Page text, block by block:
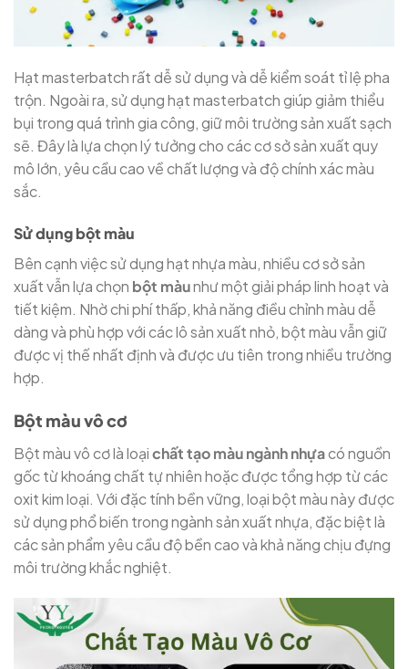
Hạt masterbatch rất dễ sử dụng và dễ kiểm soát tỉ lệ pha
trộn. Ngoài ra, sử dụng hạt masterbatch giúp giảm thiểu
bụi trong quá trình gia công, giữ môi trường sản xuất sạch
sẽ. Đây là lựa chọn lý tưởng cho các cơ sở sản xuất quy
mô lớn, yêu cầu cao về chất lượng và độ chính xác màu
sắc.
Sử dụng bột màu
Bên cạnh việc sử dụng hạt nhựa màu, nhiều cơ sở sản
xuất vẫn lựa chọn bột màunhư một giải pháp linh hoạt và
tiết kiệm. Nhờ chi phí thấp, khả năng điều chỉnh màu dễ
dàng và phù hợp với các lô sản xuất nhỏ, bột màu vẫn giữ
được vị thế nhất định và được ưu tiên trong nhiều trường
hợp.
Bột màu vô cơ
Bột màu vô cơ là loạichất tạo màu ngành nhựacó nguồn
gốc từ khoáng chất tự nhiên hoặc được tổng hợp từ các
oxit kim loại. Với đặc tính bền vững, loại bột màu này được
sử dụng phổ biến trong ngành sản xuất nhựa, đặc biệt là
các sản phẩm yêu cầu độ bền cao và khả năng chịu đựng
môi trường khắc nghiệt.